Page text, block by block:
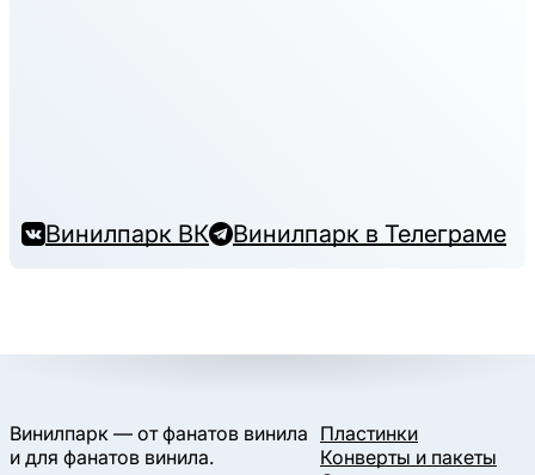
Винилпарк ВК Винилпарк в Телеграме
Винилпарк — от фанатов винила
и для фанатов винила.
Пластинки
Конверты и пакеты